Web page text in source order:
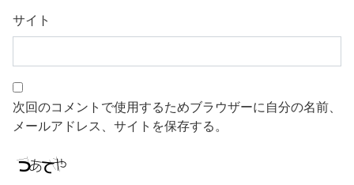
サイト
次回のコメントで使用するためブラウザーに自分の名前、
メールアドレス、サイトを保存する。